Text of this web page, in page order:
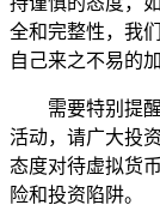
全和完整性，我
自己来之不易的
需要特别提
活动，请广大投
态度对待虚拟货
险和投资陷阱。